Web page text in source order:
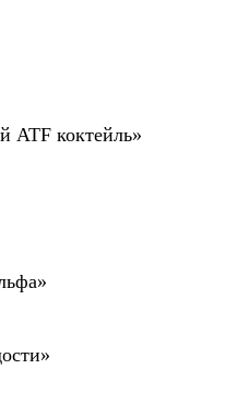
ATF коктейль»